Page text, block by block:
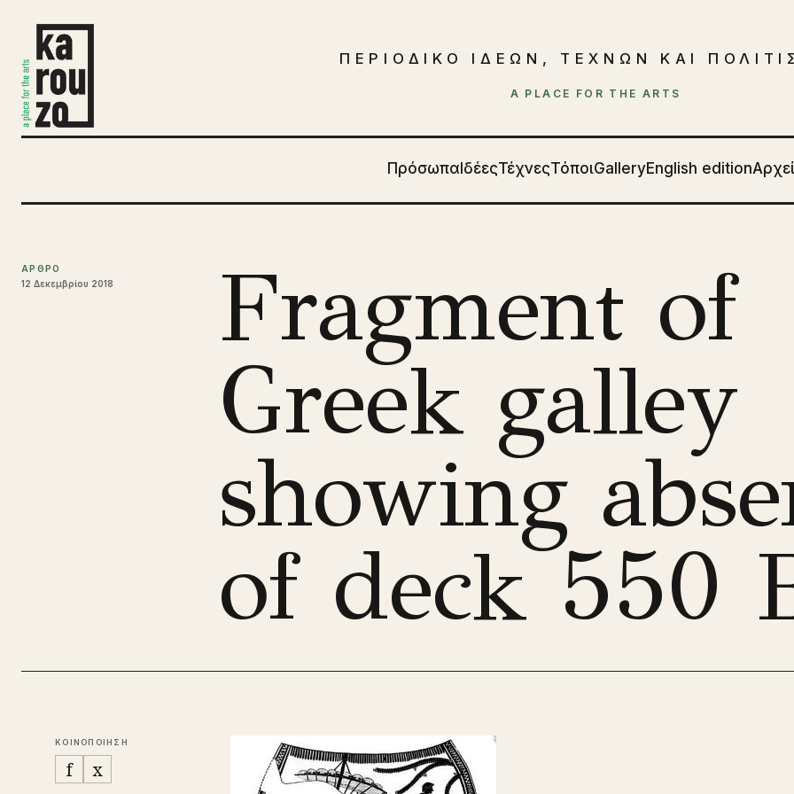
ΠΕΡΙΟΔΙΚΟ ΙΔΕΩΝ, ΤΕΧΝΩΝ ΚΑΙ
A PLACE FOR THE ARTS
Πρόσωπα ΙδέεςΤέχνεςΤόποιGalleryEnglish edition
ΑΡΘΡΟ
12 Δεκεμβρίου 2018
Fragment of
Greek galley
showing
of deck 550
ΚΟΙΝΟΠΟΙΗΣΗ
f x